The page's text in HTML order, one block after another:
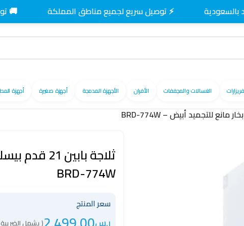
الغسالات والمجففات الأفران الأجهزة المدمجة أجهزة صغيرة أجهزة
BRD-774W
سعر المنتج
ر.س ( يشمل
⚡ توصيل سريع لجميع مناطق المملكة 🚚